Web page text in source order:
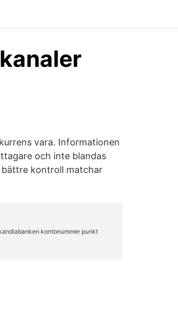
vara. Informationen
och inte blandas
kontroll matchar